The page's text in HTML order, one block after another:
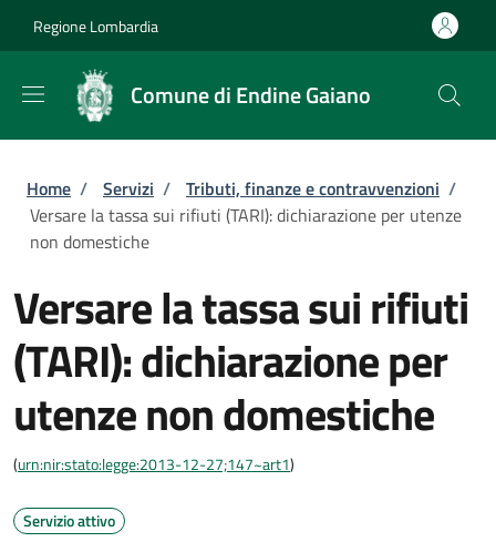
Regione Lombardia
Comune di Endine Gaiano
Briciole di pane
Home / Servizi / Tributi, finanze e contravvenzioni /
Versare la tassa sui rifiuti (TARI): dichiarazione per utenze
non domestiche
Versare la tassa sui rifiuti
(TARI): dichiarazione per
utenze non domestiche
(urn:nir:stato:legge:2013-12-27;147~art1)
Servizio attivo